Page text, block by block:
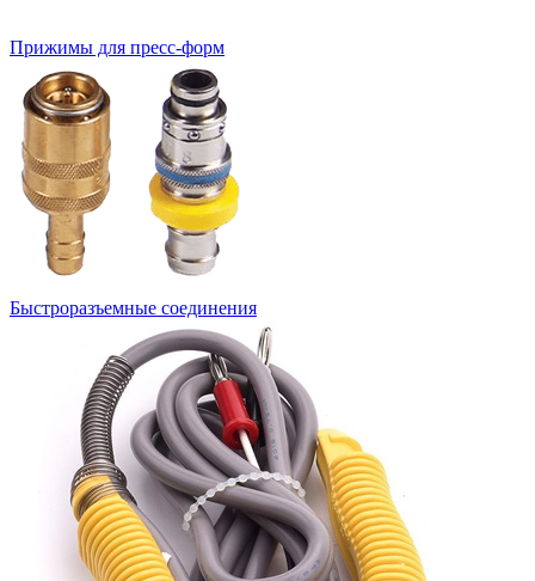
Прижимы для пресс-форм
Быстроразъемные соединения